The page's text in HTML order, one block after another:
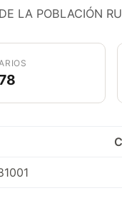
LA POBLACIÓN